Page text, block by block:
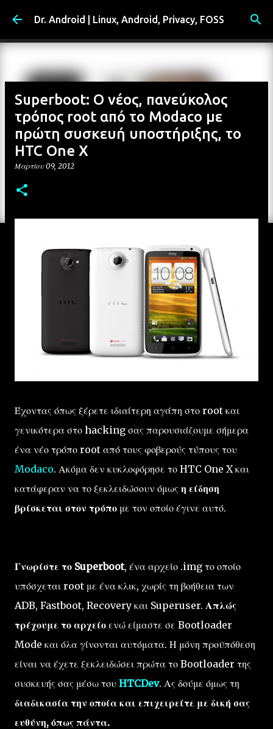
Μετάβαση στο κύριο περιεχόμενο
Dr. Android | Linux, Android, Privacy, FOSS
Superboot: Ο νέος, πανεύκολος
τρόπος root από το Modaco με
πρώτη συσκευή υποστήριξης, το
HTC One X
Μαρτίου 09, 2012
Έχοντας όπως ξέρετε ιδιαίτερη αγάπη στο root και
γενικότερα στο hacking σας παρουσιάζουμε σήμερα
ένα νέο τρόπο root από τους φοβερούς τύπους του
Modaco. Ακόμα δεν κυκλοφόρησε το HTC One X και
κατάφεραν να το ξεκλειδώσουν όμως η είδηση
βρίσκεται στον τρόπο με τον οποίο έγινε αυτό.
Γνωρίστε το Superboot, ένα αρχείο .img το οποίο
υπόσχεται root με ένα κλικ, χωρίς τη βοήθεια των
ADB, Fastboot, Recovery και Superuser. Απλώς
τρέχουμε το αρχείο ενώ είμαστε σε Bootloader
Mode και όλα γίνονται αυτόματα. Η μόνη προϋπόθεση
είναι να έχετε ξεκλειδώσει πρώτα το Bootloader της
συσκευής σας μέσω του HTCDev. Ας δούμε όμως τη
διαδικασία την οποία και επιχειρείτε με δική σας
ευθύνη, όπως πάντα.